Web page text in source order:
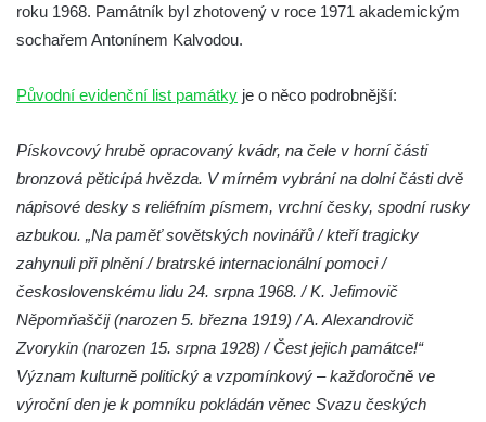
Socha Kozorožec horský v ZOO Hluboká
Socha Housenka v ZOO Hluboká
Socha Rosomák v ZOO Hluboká
Socha Beruška v ZOO Hluboká
Socha Vážka v ZOO Hluboká
Socha Volavka v ZOO Hluboká
Flamingo trůn v ZOO Hluboká
Lavička Kůň Převalského v ZOO Hluboká
Lysá nad Labem, barokní město Šporkovo
Socha Opičákovník v ZOO Hluboká
roku 1968. Památník byl zhotovený v roce 1971 akademickým
sochařem Antonínem Kalvodou.
Původní evidenční list památky je o něco podrobnější:
Pískovcový hrubě opracovaný kvádr, na čele v horní části
bronzová pěticípá hvězda. V mírném vybrání na dolní části dvě
nápisové desky s reliéfním písmem, vrchní česky, spodní rusky
azbukou. „Na paměť sovětských novinářů / kteří tragicky
zahynuli při plnění / bratrské internacionální pomoci /
československému lidu 24. srpna 1968. / K. Jefimovič
Něpomňaščij (narozen 5. března 1919) / A. Alexandrovič
Zvorykin (narozen 15. srpna 1928) / Čest jejich památce!“
Význam kulturně politický a vzpomínkový – každoročně ve
výroční den je k pomníku pokládán věnec Svazu českých